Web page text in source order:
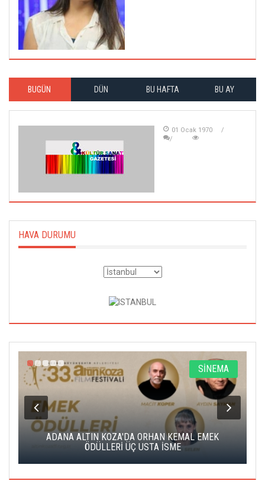
BUGÜN DÜN BU HAFTA BU AY
01 Ocak 1970
HAVA DURUMU
SİNEMA
ADANA ALTIN KOZA'DA ORHAN KEMAL EMEK
ÖDÜLLERİ ÜÇ USTA İSME